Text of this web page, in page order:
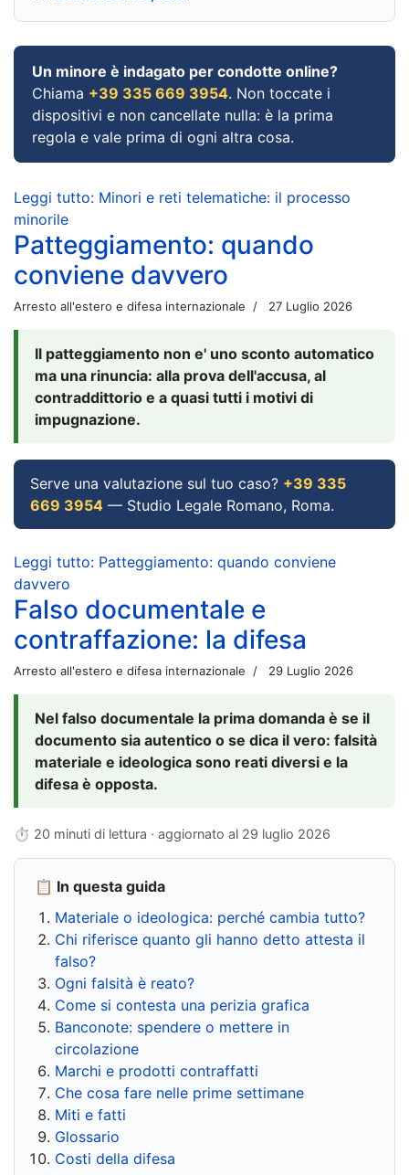
Un minore è indagato per condotte online?
Chiama +39 335 669 3954. Non toccate i
dispositivi e non cancellate nulla: è la prima
regola e vale prima di ogni altra cosa.
Leggi tutto: Minori e reti telematiche: il processo
minorile
Patteggiamento: quando
conviene davvero
Arresto all'estero e difesa internazionale 27 Luglio 2026
Il patteggiamento non e' uno sconto automatico
ma una rinuncia: alla prova dell'accusa, al
contraddittorio e a quasi tutti i motivi di
impugnazione.
Serve una valutazione sul tuo caso? +39 335
669 3954 — Studio Legale Romano, Roma.
Leggi tutto: Patteggiamento: quando conviene
davvero
Falso documentale e
contraffazione: la difesa
Arresto all'estero e difesa internazionale 29 Luglio 2026
Nel falso documentale la prima domanda è se il
documento sia autentico o se dica il vero: falsità
materiale e ideologica sono reati diversi e la
difesa è opposta.
⏱ 20 minuti di lettura · aggiornato al 29 luglio 2026
📋 In questa guida
Materiale o ideologica: perché cambia tutto?
Chi riferisce quanto gli hanno detto attesta il
falso?
Ogni falsità è reato?
Come si contesta una perizia grafica
Banconote: spendere o mettere in
circolazione
Marchi e prodotti contraffatti
Che cosa fare nelle prime settimane
Miti e fatti
Glossario
Costi della difesa